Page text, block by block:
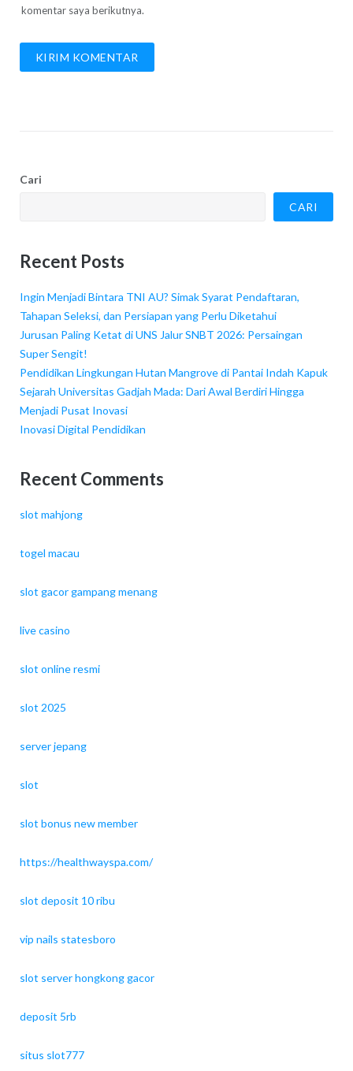
komentar saya berikutnya.
Cari
CARI
Recent Posts
Ingin Menjadi Bintara TNI AU? Simak Syarat Pendaftaran,
Tahapan Seleksi, dan Persiapan yang Perlu Diketahui
Jurusan Paling Ketat di UNS Jalur SNBT 2026: Persaingan
Super Sengit!
Pendidikan Lingkungan Hutan Mangrove di Pantai Indah Kapuk
Sejarah Universitas Gadjah Mada: Dari Awal Berdiri Hingga
Menjadi Pusat Inovasi
Inovasi Digital Pendidikan
Recent Comments
slot mahjong
togel macau
slot gacor gampang menang
live casino
slot online resmi
slot 2025
server jepang
slot
slot bonus new member
https://healthwayspa.com/
slot deposit 10 ribu
vip nails statesboro
slot server hongkong gacor
deposit 5rb
situs slot777